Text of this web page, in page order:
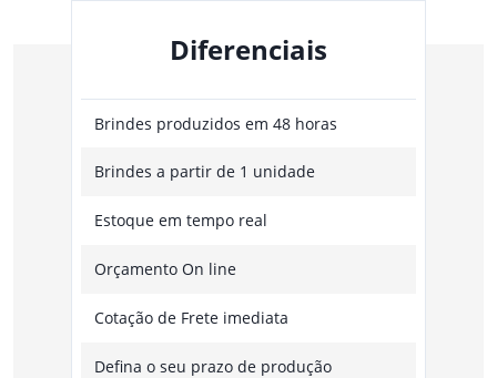
Diferenciais
Brindes produzidos em 48 horas
Brindes a partir de 1 unidade
Estoque em tempo real
Orçamento On line
Cotação de Frete imediata
Defina o seu prazo de produção